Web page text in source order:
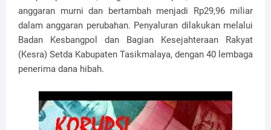
anggaran murni dan bertambah menjadi Rp29,96 miliar
dalam anggaran perubahan. Penyaluran dilakukan melalui
Badan Kesbangpol dan Bagian Kesejahteraan Rakyat
(Kesra) Setda Kabupaten Tasikmalaya, dengan 40 lembaga
penerima dana hibah.